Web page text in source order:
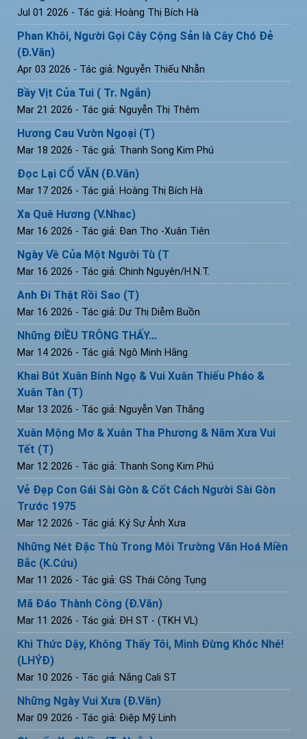
Jul 01 2026 - Tác giả: Hoàng Thị Bích Hà
Phan Khôi, Người Gọi Cây Cộng Sản là Cây Chó Đẻ
(Đ.Văn)
Apr 03 2026 - Tác giả: Nguyễn Thiếu Nhẫn
Bầy Vịt Của Tui ( Tr. Ngắn)
Mar 21 2026 - Tác giả: Nguyễn Thị Thêm
Hương Cau Vườn Ngoại (T)
Mar 18 2026 - Tác giả: Thanh Song Kim Phú
Đọc Lại CỔ VĂN (Đ.Văn)
Mar 17 2026 - Tác giả: Hoàng Thị Bích Hà
Xa Quê Hương (V.Nhac)
Mar 16 2026 - Tác giả: Đan Thọ -Xuân Tiên
Ngày Về Của Một Người Tù (T
Mar 16 2026 - Tác giả: Chinh Nguyên/H.N.T.
Anh Đi Thật Rồi Sao (T)
Mar 16 2026 - Tác giả: Dư Thị Diễm Buồn
Những ĐIỀU TRÔNG THẤY...
Mar 14 2026 - Tác giả: Ngô Minh Hằng
Khai Bút Xuân Bính Ngọ & Vui Xuân Thiếu Pháo &
Xuân Tàn (T)
Mar 13 2026 - Tác giả: Nguyễn Vạn Thắng
Xuân Mộng Mơ & Xuân Tha Phương & Năm Xưa Vui
Tết (T)
Mar 12 2026 - Tác giả: Thanh Song Kim Phú
Vẻ Đẹp Con Gái Sài Gòn & Cốt Cách Người Sài Gòn
Trước 1975
Mar 12 2026 - Tác giả: Ký Sự Ảnh Xưa
Những Nét Đặc Thù Trong Môi Trường Văn Hoá Miền
Bắc (K.Cứu)
Mar 11 2026 - Tác giả: GS Thái Công Tụng
Mã Đáo Thành Công (Đ.Văn)
Mar 11 2026 - Tác giả: ĐH ST - (TKH VL)
Khi Thức Dậy, Không Thấy Tôi, Mình Đừng Khóc Nhé!
(LHÝĐ)
Mar 10 2026 - Tác giả: Nắng Cali ST
Những Ngày Vui Xưa (Đ.Văn)
Mar 09 2026 - Tác giả: Điệp Mỹ Linh